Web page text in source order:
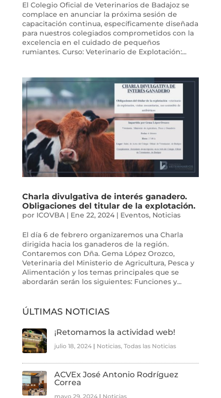
El Colegio Oficial de Veterinarios de Badajoz se
complace en anunciar la próxima sesión de
capacitación continua, específicamente diseñada
para nuestros colegiados comprometidos con la
excelencia en el cuidado de pequeños
rumiantes. Curso: Veterinario de Explotación:...
Charla divulgativa de interés ganadero.
Obligaciones del titular de la explotación.
por ICOVBA| Ene 22, 2024| Eventos, Noticias
El día 6 de febrero organizaremos una Charla
dirigida hacia los ganaderos de la región.
Contaremos con Dña. Gema López Orozco,
Veterinaria del Ministerio de Agricultura, Pesca y
Alimentación y los temas principales que se
abordarán serán los siguientes: Funciones y...
ÚLTIMAS NOTICIAS
¡Retomamos la actividad web!
julio 18, 2024| Noticias, Todas las Noticias
ACVEx José Antonio Rodríguez
Correa
mayo 29, 2024| Noticias